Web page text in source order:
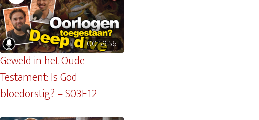
00:59:56
Geweld in het Oude
Testament: Is God
bloedorstig? – S03E12